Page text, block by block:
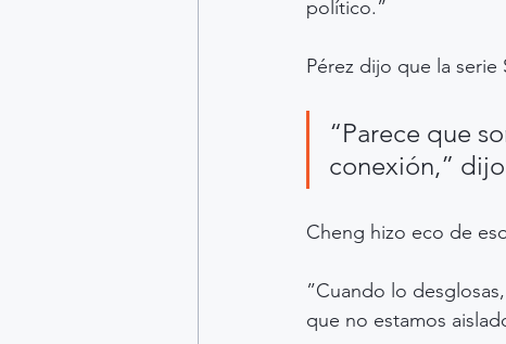
político.”
Pérez dijo que la serie
“Parece que
conexión,”
Cheng hizo eco de
”Cuando lo
que no estamos